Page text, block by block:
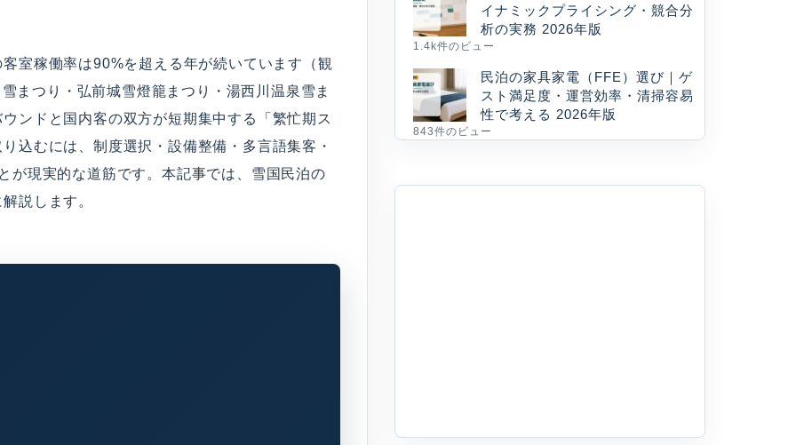
室稼働率は90%を超える年が続いています（観
まつり・弘前城雪燈籠まつり・湯西川温泉雪ま
ンドと国内客の双方が短期集中する「繁忙期ス
込むには、制度選択・設備整備・多言語集客・
が現実的な道筋です。本記事では、雪国民泊の
説します。
イナミックプライシング・競合分
析の実務 2026年版
1.4k件のビュー
民泊の家具家電（FFE）選び｜ゲ
スト満足度・運営効率・清掃容易
性で考える 2026年版
843件のビュー